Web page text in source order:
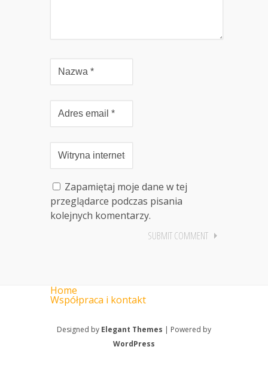
Zapamiętaj moje dane w tej
przeglądarce podczas pisania
kolejnych komentarzy.
Home
Współpraca i kontakt
Designed by Elegant Themes | Powered by
WordPress